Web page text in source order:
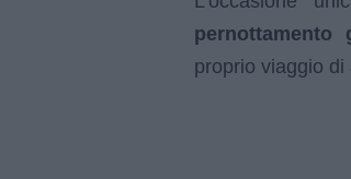
pernottamento
proprio viaggio